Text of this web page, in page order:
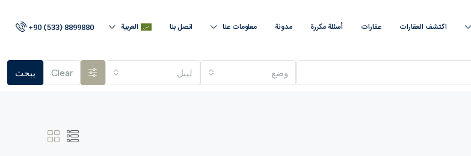
اكتشف العقارات عقارات أسئلة مكررة مدونة معلومات عنا اتصل بنا العربية +90 (533) 8899880
وضع لیبل Clear يبحث